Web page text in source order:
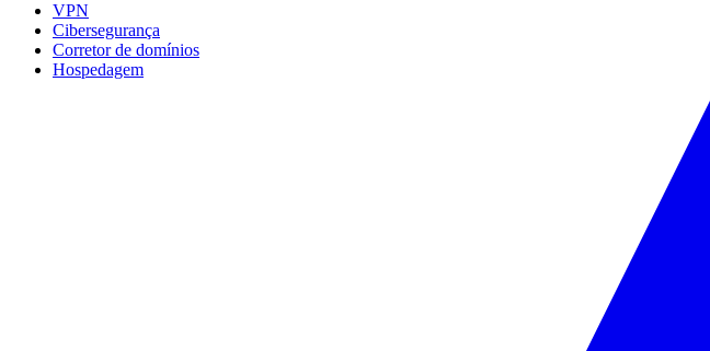
VPN
Cibersegurança
Corretor de domínios
Hospedagem